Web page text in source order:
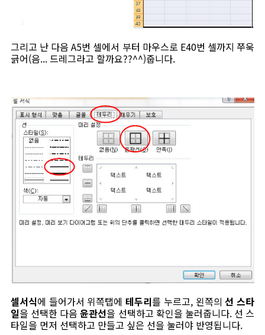
그리고 난 다음 A5번 셀에서 부터 마우스로 E40번 셀까지 쭈욱
긁어(음... 드레그라고 할까요??^^)줍니다.
셀서식에 들어가서 위쪽탭에테두리를 누르고, 왼쪽의선 스타
일을 선택한 다음윤관선을 선택하고 확인을 눌러줍니다. 선 스
타일을 먼저 선택하고 만들고 싶은 선을 눌러야 반영됩니다.